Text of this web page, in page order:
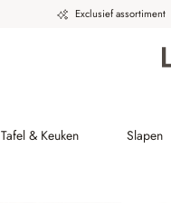
Exclusief assortiment
Tafel & Keuken Slapen